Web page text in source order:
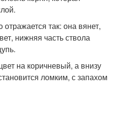
так: она вянет,
нижняя часть ствола
на коричневый, а внизу
ломким, с запахом